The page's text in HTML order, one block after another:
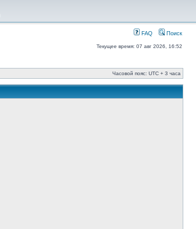
FAQ Поиск
Текущее время: 07 авг 2026, 16:52
Часовой пояс: UTC + 3 часа